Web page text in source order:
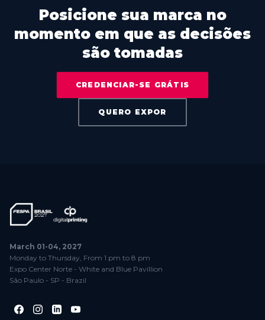
Posicione sua marca no
momento em que as decisões
são tomadas
CREDENCIAR-SE GRÁTIS
QUERO EXPOR
March 01-04, 2027
Monday to Thursday, From 1 pm to 8 pm
Expo Center Norte - White and Blue Pavillion
São Paulo - SP - Brazil